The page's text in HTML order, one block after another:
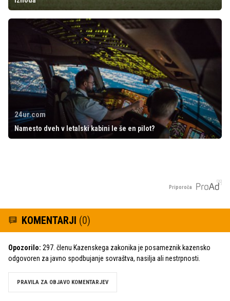
24ur.com
Namesto dveh v letalski kabini le še en pilot?
Priporoča
KOMENTARJI (0)
Opozorilo: 297. členu Kazenskega zakonika je posameznik kazensko
odgovoren za javno spodbujanje sovraštva, nasilja ali nestrpnosti.
PRAVILA ZA OBJAVO KOMENTARJEV